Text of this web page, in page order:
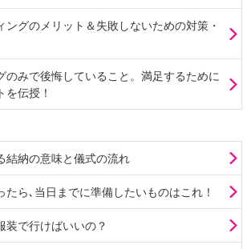
ングのメリット＆失敗しないための対策・
のみで後悔していること。満足するために
伝授！
結納の意味と儀式の流れ
ら､当日までに準備したいものはこれ！
装で行けばいいの？